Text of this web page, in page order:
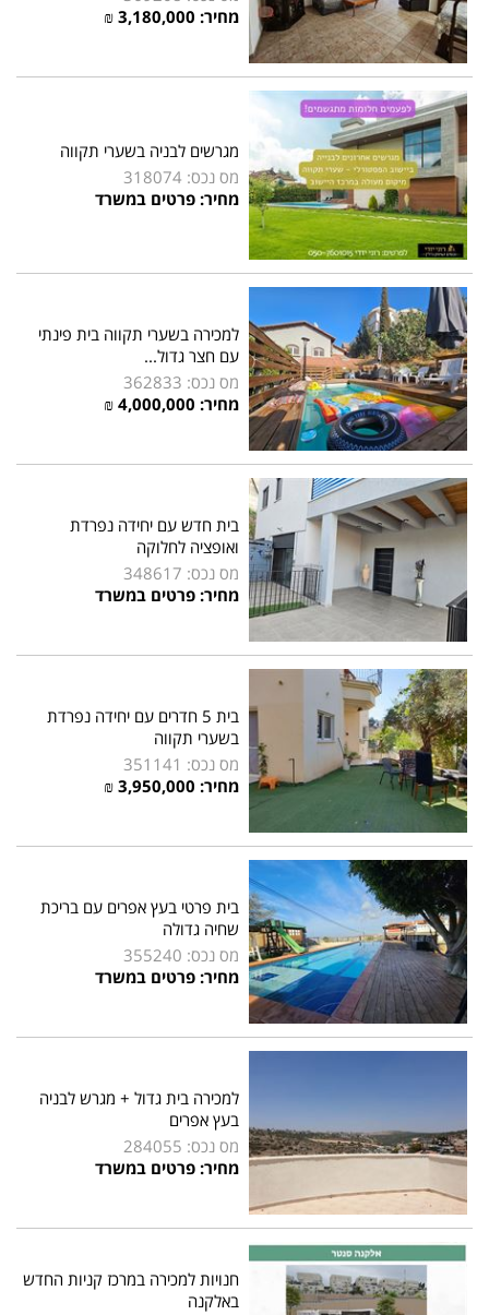
מחיר: 3,180,000
₪
מגרשים לבניה בשערי תקווה
מס נכס: 318074
מחיר: פרטים במשרד
למכירה בשערי תקווה בית פינתי
עם חצר גדול...
מס נכס: 362833
מחיר: 4,000,000
₪
בית חדש עם יחידה נפרדת
ואופציה לחלוקה
מס נכס: 348617
מחיר: פרטים במשרד
בית 5 חדרים עם יחידה נפרדת
בשערי תקווה
מס נכס: 351141
מחיר: 3,950,000
₪
בית פרטי בעץ אפרים עם בריכת
שחיה גדולה
מס נכס: 355240
מחיר: פרטים במשרד
למכירה בית גדול + מגרש לבניה
בעץ אפרים
מס נכס: 284055
מחיר: פרטים במשרד
חנויות למכירה במרכז קניות החדש
באלקנה